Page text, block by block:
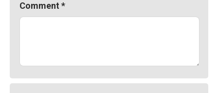
Comment *